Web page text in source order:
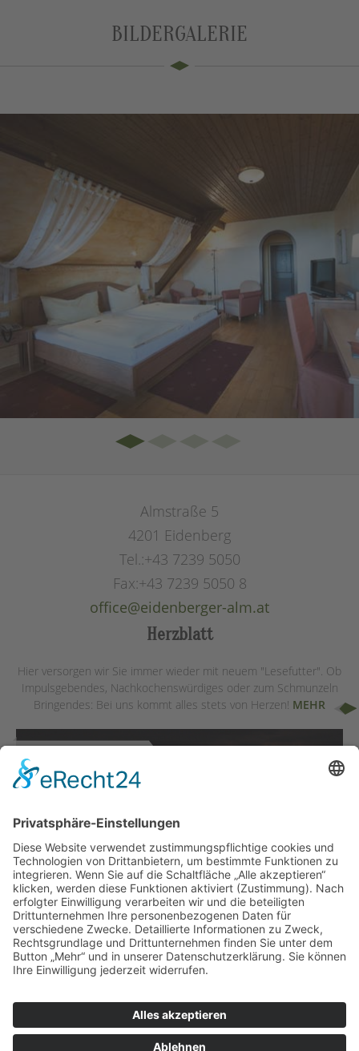
BILDERGALERIE
Almstraße 5
4201 Eidenberg
Tel.:+43 7239 5050
Fax:+43 7239 5050 8
office@eidenberger-alm.at
Herzblatt
Hier versorgen wir Sie immer wieder mit neuem "Lesefutter". Ob
Impulsgebendes, Nachkochenswürdiges oder zum Schmunzeln
Bringendes: Bei uns kommt alles stets von Herzen! MEHR
Jobbörse Impressum